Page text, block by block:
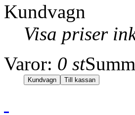
Kundvagn
Visa priser
Varor: 0 st